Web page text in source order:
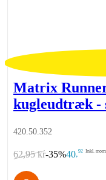
Matrix
kugleudtræk -
420.50.352
62,95 kr-35%40 92 Inkl.